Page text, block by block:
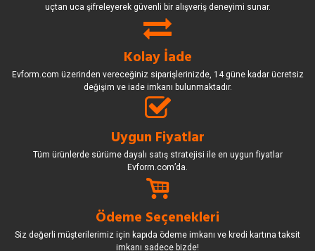
uçtan uca şifreleyerek güvenli bir alışveriş deneyimi sunar.
Kolay İade
Evform.com üzerinden vereceğiniz siparişlerinizde, 14 güne kadar ücretsiz
değişim ve iade imkanı bulunmaktadır.
Uygun Fiyatlar
Tüm ürünlerde sürüme dayalı satış stratejisi ile en uygun fiyatlar
Evform.com’da.
Ödeme Seçenekleri
Siz değerli müşterilerimiz için kapıda ödeme imkanı ve kredi kartına taksit
imkanı sadece bizde!